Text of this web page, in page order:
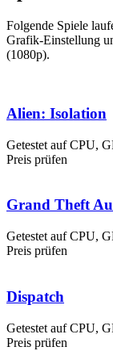
Folgende Spiele
Grafik-Einstellung
(1080p).
Alien: Isolation
Getestet auf CPU,
Preis prüfen
Grand Theft
Getestet auf CPU,
Preis prüfen
Dispatch
Getestet auf CPU,
Preis prüfen